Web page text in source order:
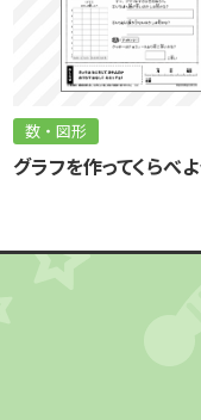
数・図形
グラフを作ってくらべよ